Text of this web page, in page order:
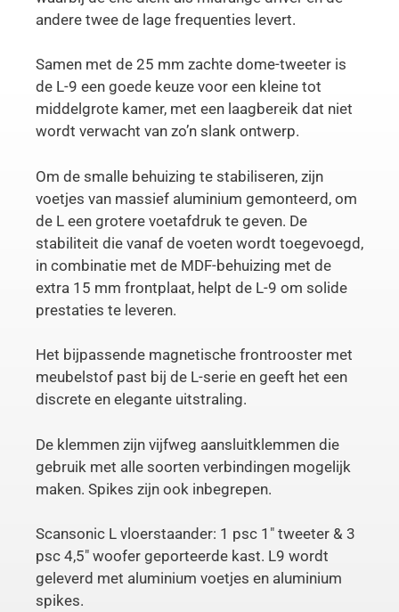
andere twee de lage frequenties levert.
Samen met de 25 mm zachte dome-tweeter is
de L-9 een goede keuze voor een kleine tot
middelgrote kamer, met een laagbereik dat niet
wordt verwacht van zo’n slank ontwerp.
Om de smalle behuizing te stabiliseren, zijn
voetjes van massief aluminium gemonteerd, om
de L een grotere voetafdruk te geven. De
stabiliteit die vanaf de voeten wordt toegevoegd,
in combinatie met de MDF-behuizing met de
extra 15 mm frontplaat, helpt de L-9 om solide
prestaties te leveren.
Het bijpassende magnetische frontrooster met
meubelstof past bij de L-serie en geeft het een
discrete en elegante uitstraling.
De klemmen zijn vijfweg aansluitklemmen die
gebruik met alle soorten verbindingen mogelijk
maken. Spikes zijn ook inbegrepen.
Scansonic L vloerstaander: 1 psc 1″ tweeter & 3
psc 4,5″ woofer geporteerde kast. L9 wordt
geleverd met aluminium voetjes en aluminium
spikes.